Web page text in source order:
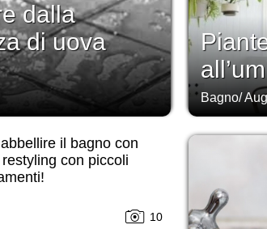
dalla
di uova
Bagno/
il bagno con
con piccoli
10